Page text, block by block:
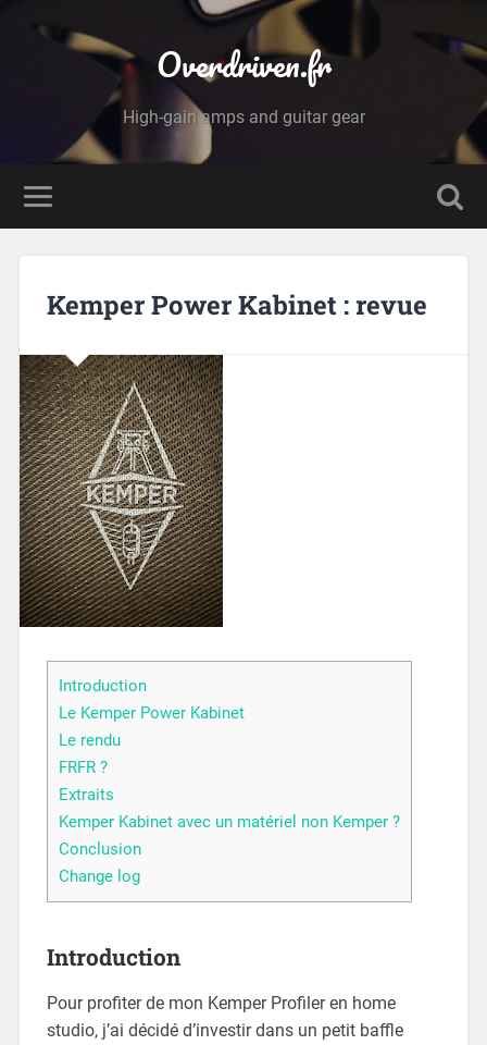
Overdriven.fr
High-gain amps and guitar gear
Kemper Power Kabinet : revue
Introduction
Le Kemper Power Kabinet
Le rendu
FRFR ?
Extraits
Kemper Kabinet avec un matériel non Kemper ?
Conclusion
Change log
Introduction
Pour profiter de mon Kemper Profiler en home
studio, j’ai décidé d’investir dans un petit baffle